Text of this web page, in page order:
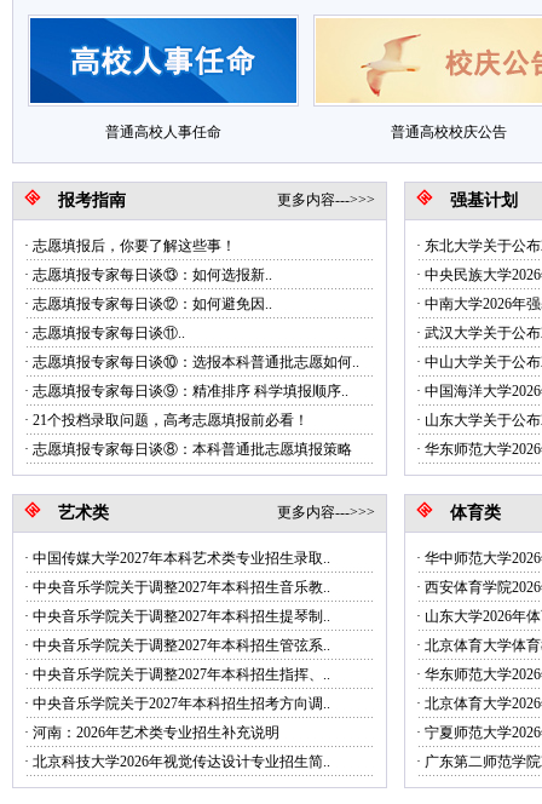
普通高校人事任命 普通高校校庆公告
报考指南 更多内容--->>>
· 志愿填报后，你要了解这些事！
· 志愿填报专家每日谈⑬：如何选报新..
· 志愿填报专家每日谈⑫：如何避免因..
· 志愿填报专家每日谈‌⑪..
· 志愿填报专家每日谈⑩：选报本科普通批志愿如何..
· 志愿填报专家每日谈⑨：精准排序 科学填报顺序..
· 21个投档录取问题，高考志愿填报前必看！
· 志愿填报专家每日谈⑧：本科普通批志愿填报策略
强基计划
· 东北大学关于公
· 中央民族大学
· 中南大学2026年
· 武汉大学关于公
· 中山大学关于公
· 中国海洋大学
· 山东大学关于公
· 华东师范大学
艺术类 更多内容--->>>
· 中国传媒大学2027年本科艺术类专业招生录取..
· 中央音乐学院关于调整2027年本科招生音乐教..
· 中央音乐学院关于调整2027年本科招生提琴制..
· 中央音乐学院关于调整2027年本科招生管弦系..
· 中央音乐学院关于调整2027年本科招生指挥、..
· 中央音乐学院关于2027年本科招生招考方向调..
· 河南：2026年艺术类专业招生补充说明
· 北京科技大学2026年视觉传达设计专业招生简..
体育类
· 华中师范大学
· 西安体育学院
· 山东大学2026年
· 北京体育大学体
· 华东师范大学
· 北京体育大学
· 宁夏师范大学
· 广东第二师范学